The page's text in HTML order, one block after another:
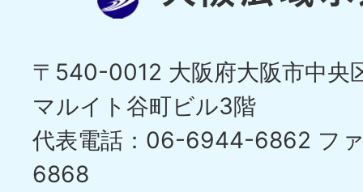
〒540-0012 大阪府大阪市中央
マルイト谷町ビル3階
代表電話：06-6944-6862 フ
6868